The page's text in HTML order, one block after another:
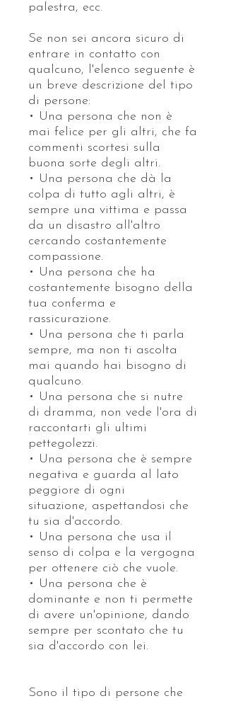
palestra, ecc.
Se non sei ancora sicuro di
entrare in contatto con
qualcuno, l'elenco seguente è
un breve descrizione del tipo
di persone:
• Una persona che non è
mai felice per gli altri, che fa
commenti scortesi sulla
buona sorte degli altri.
• Una persona che dà la
colpa di tutto agli altri, è
sempre una vittima e passa
da un disastro all'altro
cercando costantemente
compassione.
• Una persona che ha
costantemente bisogno della
tua conferma e
rassicurazione.
• Una persona che ti parla
sempre, ma non ti ascolta
mai quando hai bisogno di
qualcuno.
• Una persona che si nutre
di dramma, non vede l'ora di
raccontarti gli ultimi
pettegolezzi.
• Una persona che è sempre
negativa e guarda al lato
peggiore di ogni
situazione, aspettandosi che
tu sia d'accordo.
• Una persona che usa il
senso di colpa e la vergogna
per ottenere ciò che vuole.
• Una persona che è
dominante e non ti permette
di avere un'opinione, dando
sempre per scontato che tu
sia d'accordo con lei.
Sono il tipo di persone che